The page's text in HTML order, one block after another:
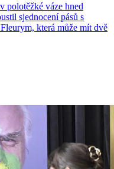
polotěžké váze hned
sjednocení pásů s
která může mít dvě